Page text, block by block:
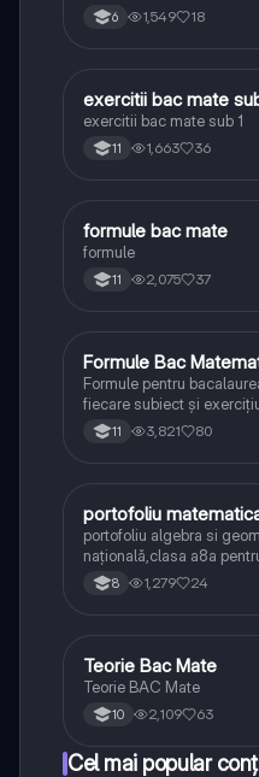
6 1,549 18
Matematică
exercitii bac mate
exercitii bac mate sub 1
11 1,663 36
Matematică
formule bac mate
formule
11 2,075 37
Matematică
Formule Bac
Formule pentru
fiecare subiect și
11 3,821 80
Matematică
portofoliu
portofoliu algebra si
națională,clasa a8a
8 1,279 24
Matematică
Teorie Bac Mate
Teorie BAC Mate
10 2,109 63
Cel mai popular